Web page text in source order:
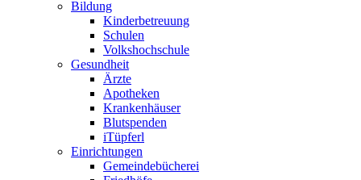
Bildung
Kinderbetreuung
Schulen
Volkshochschule
Gesundheit
Ärzte
Apotheken
Krankenhäuser
Blutspenden
iTüpferl
Einrichtungen
Gemeindebücherei